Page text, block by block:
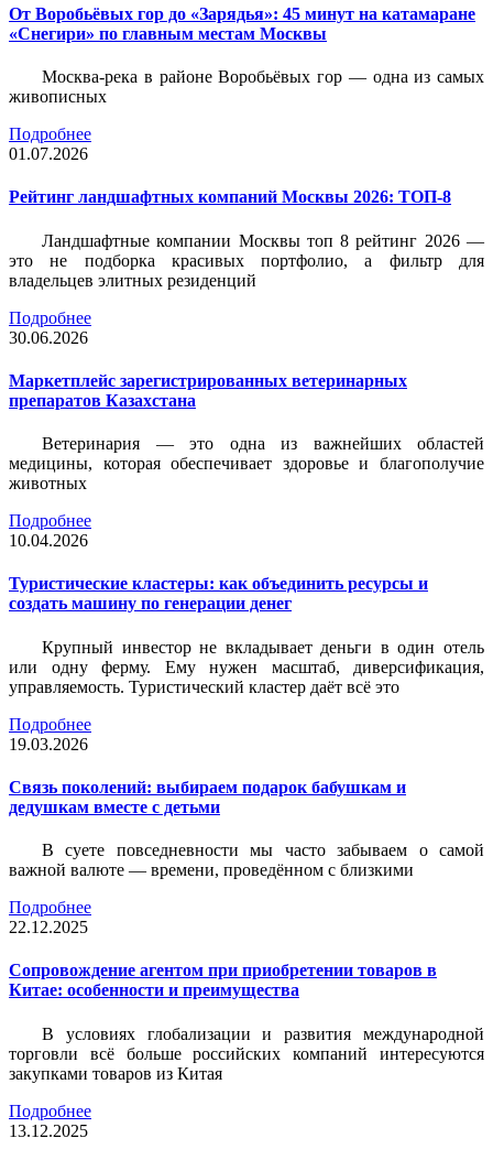
От Воробьёвых гор до «Зарядья»: 45 минут на катамаране
«Снегири» по главным местам Москвы
Москва-река в районе Воробьёвых гор — одна из самых
живописных
Подробнее
01.07.2026
Рейтинг ландшафтных компаний Москвы 2026: ТОП-8
Ландшафтные компании Москвы топ 8 рейтинг 2026 —
это не подборка красивых портфолио, а фильтр для
владельцев элитных резиденций
Подробнее
30.06.2026
Маркетплейс зарегистрированных ветеринарных
препаратов Казахстана
Ветеринария — это одна из важнейших областей
медицины, которая обеспечивает здоровье и благополучие
животных
Подробнее
10.04.2026
Туристические кластеры: как объединить ресурсы и
создать машину по генерации денег
Крупный инвестор не вкладывает деньги в один отель
или одну ферму. Ему нужен масштаб, диверсификация,
управляемость. Туристический кластер даёт всё это
Подробнее
19.03.2026
Связь поколений: выбираем подарок бабушкам и
дедушкам вместе с детьми
В суете повседневности мы часто забываем о самой
важной валюте — времени, проведённом с близкими
Подробнее
22.12.2025
Сопровождение агентом при приобретении товаров в
Китае: особенности и преимущества
В условиях глобализации и развития международной
торговли всё больше российских компаний интересуются
закупками товаров из Китая
Подробнее
13.12.2025